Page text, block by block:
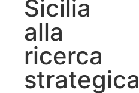
Sicilia
alla
ricerca
strategica